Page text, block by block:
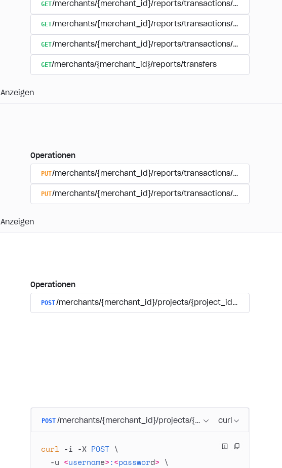
GET/merchants/{merchant_id}/reports/transactions/
GET/merchants/{merchant_id}/reports/transactions/summary/
GET/merchants/{merchant_id}/reports/transactions/
GET/merchants/{merchant_id}/reports/transfers
Anzeigen
Operationen
PUT/merchants/{merchant_id}/reports/transactions/
PUT/merchants/{merchant_id}/reports/transactions/
Anzeigen
Operationen
POST/merchants/{merchant_id}/projects/{project_id}/payments/
POST /merchants/{merchant_id}/projects/{project_id}/payments/
curl
curl -i -X POST \
  -u
<username>:<password> \